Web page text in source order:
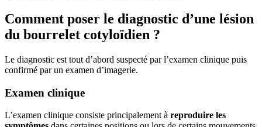
Comment poser le diagnostic d’une lésion
du bourrelet cotyloïdien ?
Le diagnostic est tout d’abord suspecté par l’examen clinique puis
confirmé par un examen d’imagerie.
Examen clinique
L’examen clinique consiste principalement à reproduire les